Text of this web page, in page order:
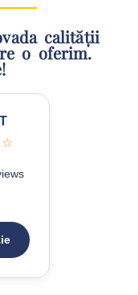
calității
o oferim.
☆